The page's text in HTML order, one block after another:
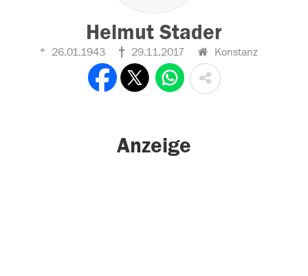
Helmut Stader
26.01.1943 29.11.2017 Konstanz
Anzeige